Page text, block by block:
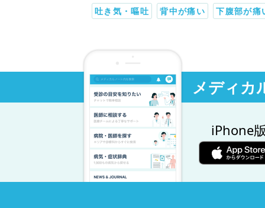
吐き気・嘔吐 背中が痛い 下腹部が痛
メディカ
iPhone